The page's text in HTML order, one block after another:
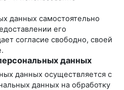
данных самостоятельно
его
согласие свободно, своей
данных
данных осуществляется с
данных на обработку